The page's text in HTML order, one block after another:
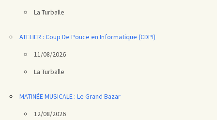
La Turballe
ATELIER : Coup De Pouce en Informatique (CDPI)
11/08/2026
La Turballe
MATINÉE MUSICALE : Le Grand Bazar
12/08/2026